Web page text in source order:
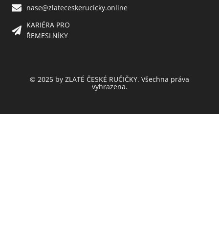
nase@zlateceskerucicky.online
KARIÉRA PRO
ŘEMESLNÍKY
© 2025 by ZLATÉ ČESKÉ RUČIČKY. Všechna práva
vyhrazena.